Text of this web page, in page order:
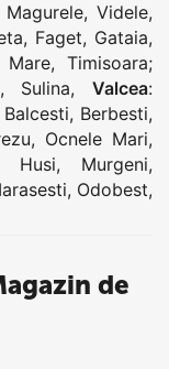
Magurele,Videle,
, Faget, Gataia,
Mare,Timisoara;
, Sulina,Valcea:
Balcesti, Berbesti,
, Ocnele Mari,
Husi, Murgeni,
, Odobest,
de